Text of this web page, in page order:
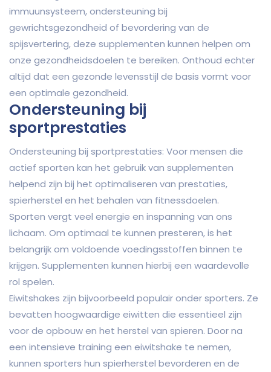
immuunsysteem, ondersteuning bij
gewrichtsgezondheid of bevordering van de
spijsvertering, deze supplementen kunnen helpen om
onze gezondheidsdoelen te bereiken. Onthoud echter
altijd dat een gezonde levensstijl de basis vormt voor
een optimale gezondheid.
Ondersteuning bij
sportprestaties
Ondersteuning bij sportprestaties: Voor mensen die
actief sporten kan het gebruik van supplementen
helpend zijn bij het optimaliseren van prestaties,
spierherstel en het behalen van fitnessdoelen.
Sporten vergt veel energie en inspanning van ons
lichaam. Om optimaal te kunnen presteren, is het
belangrijk om voldoende voedingsstoffen binnen te
krijgen. Supplementen kunnen hierbij een waardevolle
rol spelen.
Eiwitshakes zijn bijvoorbeeld populair onder sporters. Ze
bevatten hoogwaardige eiwitten die essentieel zijn
voor de opbouw en het herstel van spieren. Door na
een intensieve training een eiwitshake te nemen,
kunnen sporters hun spierherstel bevorderen en de